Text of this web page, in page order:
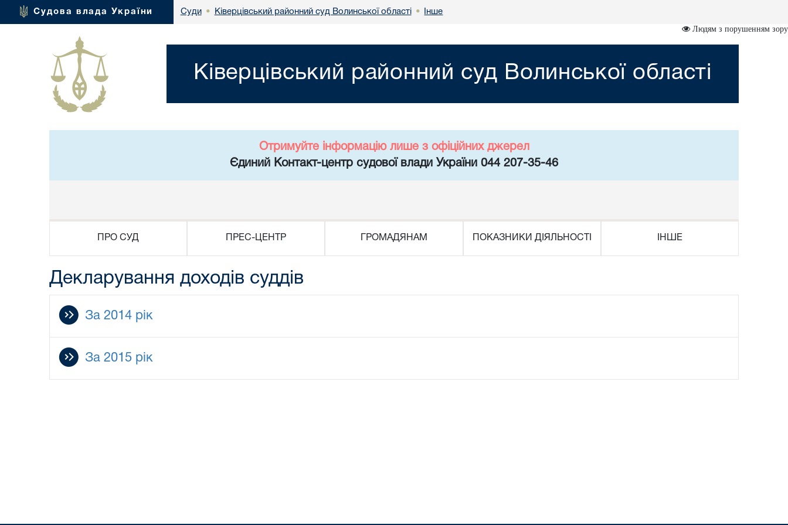
Судова влада України Суди • Ківерцівський районний суд Волинської області • Інше
Людям з порушенням зору
Ківерцівський районний суд Волинської області
Отримуйте інформацію лише з офіційних джерел
Єдиний Контакт-центр судової влади України 044 207-35-46
ПРО СУД ПРЕС-ЦЕНТР ГРОМАДЯНАМ ПОКАЗНИКИ ДІЯЛЬНОСТІ ІНШЕ
Декларування доходів суддів
За 2014 рік
За 2015 рік